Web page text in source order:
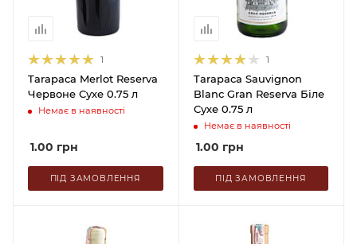
1
Tarapaca Merlot Reserva
Червоне Сухе 0.75 л
Немає в наявності
1.00 грн
ПІД ЗАМОВЛЕННЯ
1
Tarapaca Sauvignon
Blanc Gran Reserva Біле
Сухе 0.75 л
Немає в наявності
1.00 грн
ПІД ЗАМОВЛЕННЯ